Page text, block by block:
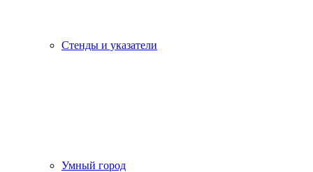
Стенды и указатели
Умный город